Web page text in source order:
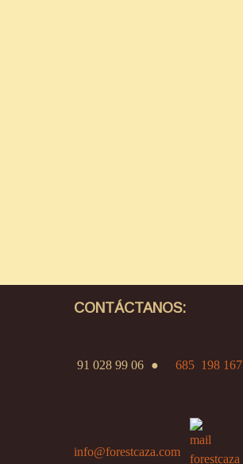
CONTÁCTANOS:
91 028 99 06 ● 685 198 167
info@forestcaza.com